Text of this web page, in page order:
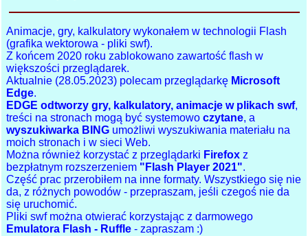
Animacje, gry, kalkulatory wykonałem w technologii Flash
(grafika wektorowa - pliki swf).
Z końcem 2020 roku zablokowano zawartość flash w
większości przeglądarek.
Aktualnie (28.05.2023) polecam przeglądarkę Microsoft
Edge.
EDGE odtworzy gry, kalkulatory, animacje w plikach swf,
treści na stronach mogą być systemowoczytane, a
wyszukiwarka BING umożliwi wyszukiwania materiału na
moich stronach i w sieci Web.
Można również korzystać z przeglądarki Firefox z
bezpłatnym rozszerzeniem "Flash Player 2021".
Część prac przerobiłem na inne formaty. Wszystkiego się nie
da, z różnych powodów - przepraszam, jeśli czegoś nie da
się uruchomić.
Pliki swf można otwierać korzystając z darmowego
Emulatora Flash - Ruffle - zapraszam :)